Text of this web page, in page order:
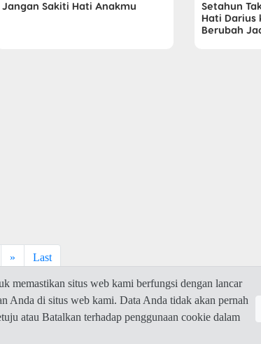
Jangan Sakiti Hati Anakmu
Setahun
Hati Darius
Berubah
» Last
memastikan situs web kami berfungsi dengan lancar
Anda di situs web kami. Data Anda tidak akan pernah
atau Batalkan terhadap penggunaan cookie dalam
-Privacy Policy